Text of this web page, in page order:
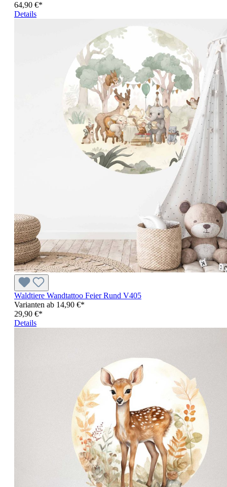
64,90 €*
Details
Waldtiere Wandtattoo Feier Rund V405
Varianten ab 14,90 €*
29,90 €*
Details